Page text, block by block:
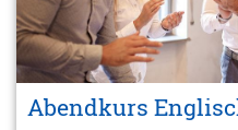
Abendkurs